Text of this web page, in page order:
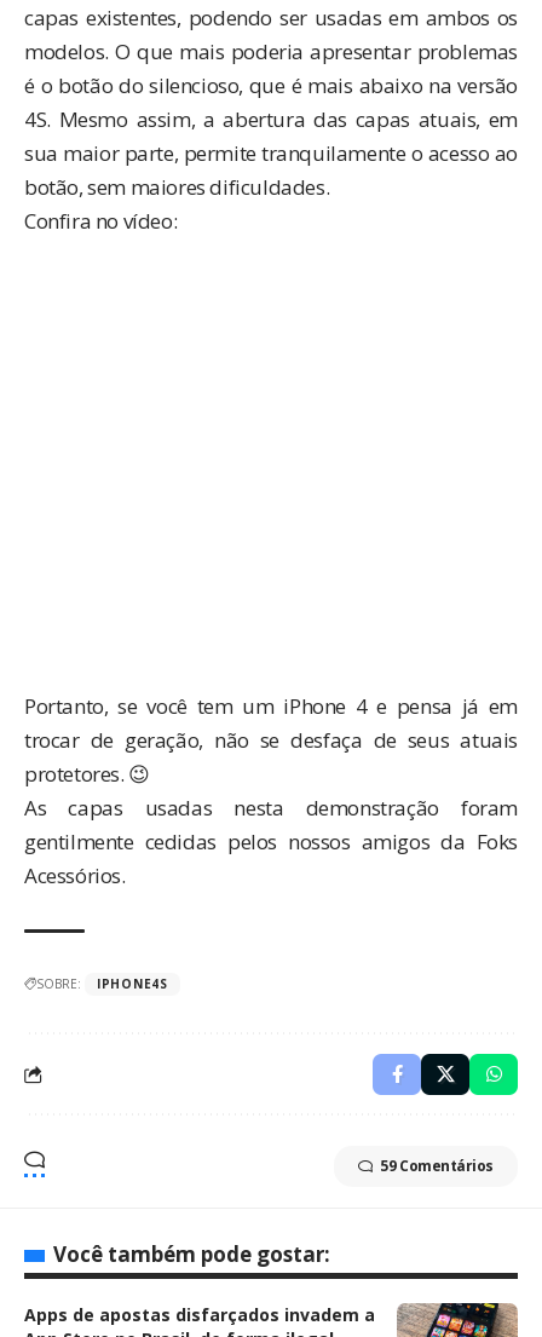
capas existentes, podendo ser usadas em ambos os
modelos. O que mais poderia apresentar problemas
é o botão do silencioso, que é mais abaixo na versão
4S. Mesmo assim, a abertura das capas atuais, em
sua maior parte, permite tranquilamente o acesso ao
botão, sem maiores dificuldades.
Confira no vídeo:
Portanto, se você tem um iPhone 4 e pensa já em
trocar de geração, não se desfaça de seus atuais
protetores. 😉
As capas usadas nesta demonstração foram
gentilmente cedidas pelos nossos amigos da Foks
Acessórios.
SOBRE: IPHONE4S
59 Comentários
Você também pode gostar:
Apps de apostas disfarçados invadem a